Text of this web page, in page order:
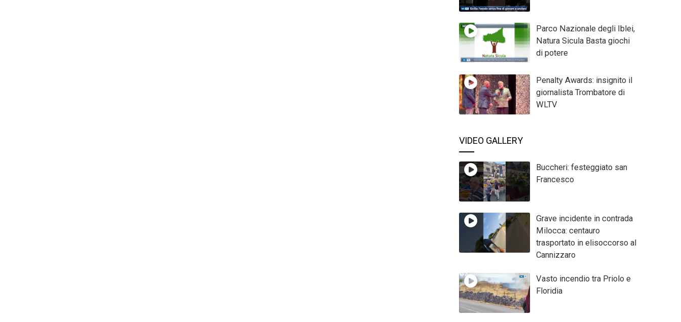
Parco Nazionale degli Iblei,
Natura Sicula Basta giochi
di potere
Penalty Awards: insignito il
giornalista Trombatore di
WLTV
VIDEO GALLERY
Buccheri: festeggiato san
Francesco
Grave incidente in contrada
Milocca: centauro
trasportato in elisoccorso al
Cannizzaro
Vasto incendio tra Priolo e
Floridia